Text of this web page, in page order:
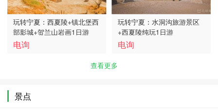
玩转宁夏：西夏陵+镇北堡西
部影城+贺兰山岩画1日游
电询
玩转宁夏：水洞沟旅游景区
+西夏陵纯玩1日游
电询
查看更多
景点